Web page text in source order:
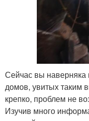
Сейчас вы наверняка
домов, увитых таким
крепко, проблем не
Изучив много